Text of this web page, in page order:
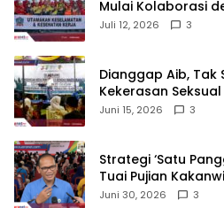
Mulai Kolaborasi
di Gorontalo
Juli 12, 2026 3
‎Dianggap Aib, Tak
Kekerasan
untuk Melapor!‎
Juni 15, 2026 3
Strategi ‘Satu
Tuai Pujian
Sulama‎‎
Juni 30, 2026 3